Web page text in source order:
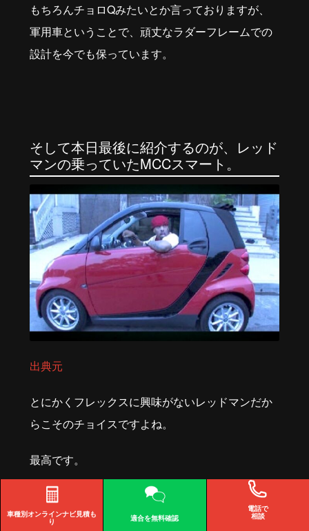
もちろんチョロQみたいとか言っておりますが、
軍用車ということで、頑丈なラダーフレームでの
設計を今でも保っています。
そして本日最後に紹介するのが、レッド
マンの乗っていたMCCスマート。
出典元
とにかくフレックスに興味がないレッドマンだか
らこそのチョイスですよね。
最高です。
車種別オンラインナビ見積も
り 適合を無料確認
電話で
相談